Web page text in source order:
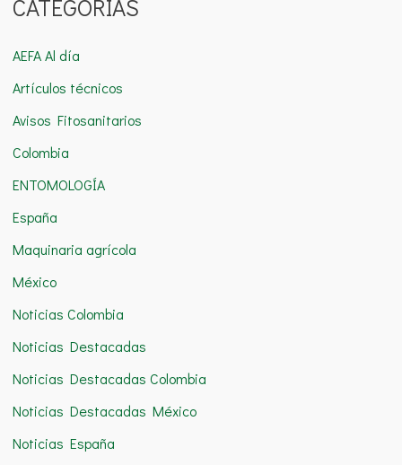
s
a
r
p
o
r
:
CATEGORÍAS
AEFA Al día
Artículos técnicos
Avisos Fitosanitarios
Colombia
ENTOMOLOGÍA
España
Maquinaria agrícola
México
Noticias Colombia
Noticias Destacadas
Noticias Destacadas Colombia
Noticias Destacadas México
Noticias España